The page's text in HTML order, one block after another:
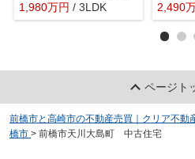
1,980万円 / 3LDK
2,490
ページト
前橋市と高崎市の不動産売買｜クリア不動
橋市 > 前橋市天川大島町 中古住宅